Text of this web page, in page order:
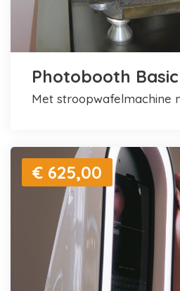
Photobooth Basic
met stroopwafelmachine
€ 625,00